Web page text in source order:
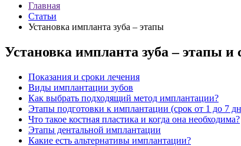
Главная
Статьи
Установка импланта зуба – этапы
Установка импланта зуба – этапы и
Показания и сроки лечения
Виды имплантации зубов
Как выбрать подходящий метод имплантации?
Этапы подготовки к имплантации (срок от 1 до 7
Что такое костная пластика и когда она необходима?
Этапы дентальной имплантации
Какие есть альтернативы имплантации?